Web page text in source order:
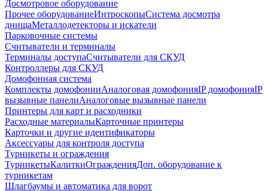
Досмотровое оборудование
Прочее оборудованиеИнтроскопыСистема досмотра
днищаМеталлодетекторы и искатели
Парковочные системы
Считыватели и терминалы
Терминалы доступаСчитыватели для СКУД
Контроллеры для СКУД
Домофонная система
Комплекты домофонииАналоговая домофонияIP домофонияIP
вызывные панелиАналоговые вызывные панели
Принтеры для карт и расходники
Расходные материалыКарточные принтеры
Карточки и другие идентификаторы
Аксессуары для контроля доступа
Турникеты и ограждения
ТурникетыКалиткиОгражденияДоп. оборудование к
турникетам
Шлагбаумы и автоматика для ворот